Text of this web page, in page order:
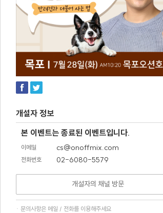
개설자 정보
본 이벤트는 종료된 이벤트입니다.
이메일 cs@onoffmix.com
전화번호 02-6080-5579
개설자의 채널 방문
· 문의사항은 메일 / 전화를 이용해주세요